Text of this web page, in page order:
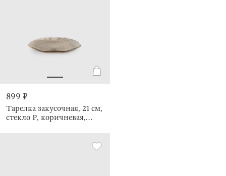
899 ₽
Тарелка закусочная, 21 см,
стекло Р, коричневая,